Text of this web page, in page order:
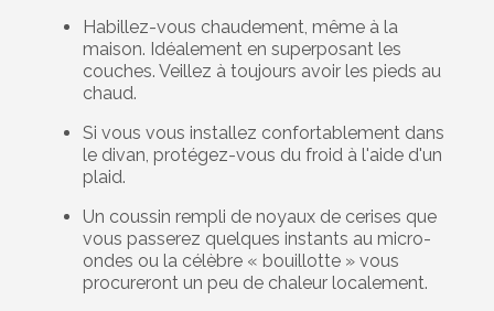
Habillez-vous chaudement, même à la
maison. Idéalement en superposant les
couches. Veillez à toujours avoir les pieds au
chaud.
Si vous vous installez confortablement dans
le divan, protégez-vous du froid à l'aide d'un
plaid.
Un coussin rempli de noyaux de cerises que
vous passerez quelques instants au micro-
ondes ou la célèbre « bouillotte » vous
procureront un peu de chaleur localement.